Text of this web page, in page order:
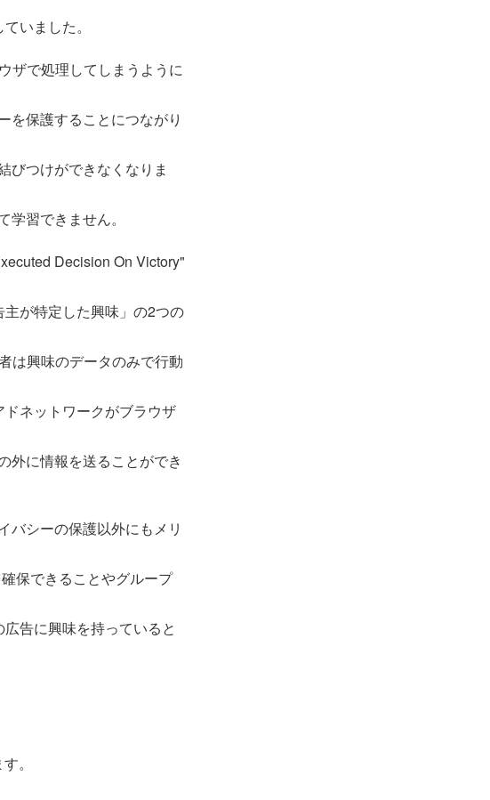
いました。
ザで処理してしまうように
を保護することにつながり
びつけができなくなりま
習できません。
Decision On Victory"
が特定した興味」の2つの
は興味のデータのみで行動
ネットワークがブラウザ
外に情報を送ることができ
バシーの保護以外にもメリ
保できることやグループ
告に興味を持っていると
。